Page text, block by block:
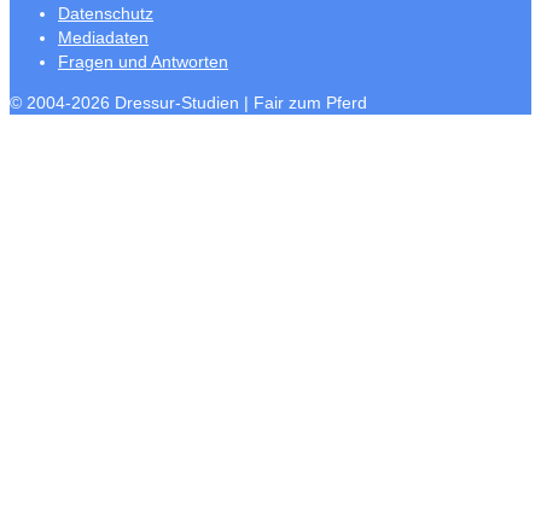
Datenschutz
Mediadaten
Fragen und Antworten
© 2004-2026 Dressur-Studien | Fair zum Pferd